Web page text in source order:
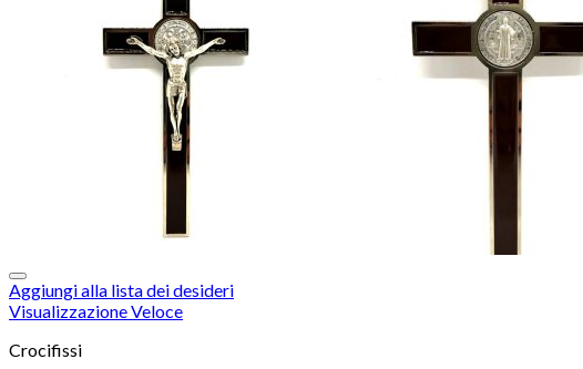
Aggiungi alla lista dei desideri
Visualizzazione Veloce
Crocifissi